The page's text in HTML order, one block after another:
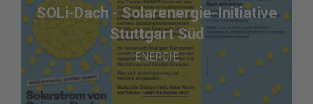
SOLi-Dach - Solarenergie-Initiative
Stuttgart Süd
ENERGIE